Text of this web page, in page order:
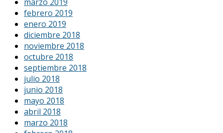
febrero 2019
enero 2019
diciembre 2018
noviembre 2018
octubre 2018
septiembre 2018
julio 2018
junio 2018
mayo 2018
abril 2018
marzo 2018